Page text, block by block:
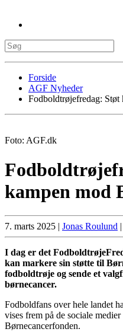
Forside
AGF Nyheder
Fodboldtrøjefredag: Støt
Foto: AGF.dk
kampen mod
7. marts 2025 | Jonas Roulund |
I dag er det
kan markere sin støtte til
fodboldtrøje og sende et
børnecancer.
Fodboldfans over hele landet
vises frem på de sociale
Børnecancerfonden.